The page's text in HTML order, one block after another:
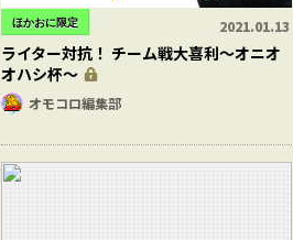
ほかおに限定 2021.01.13
ライター対抗！ チーム戦大喜利～オニオ
オハシ杯～
オモコロ編集部